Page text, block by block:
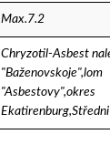
Max.7.2
Chryzotil-Asbest
"Baženovskoje",lom
"Asbestovy",okres